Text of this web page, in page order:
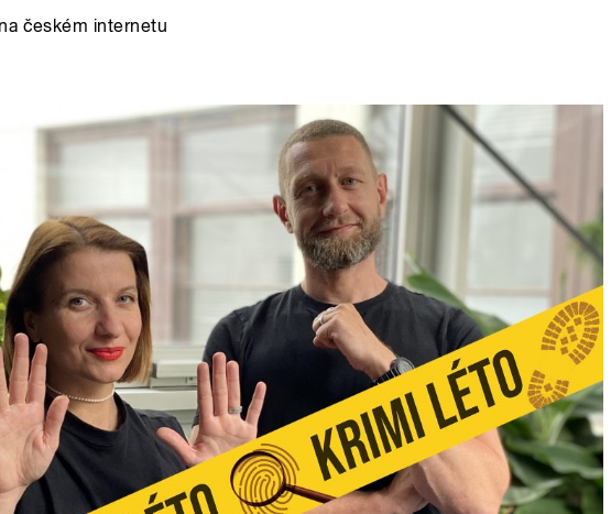
českém internetu